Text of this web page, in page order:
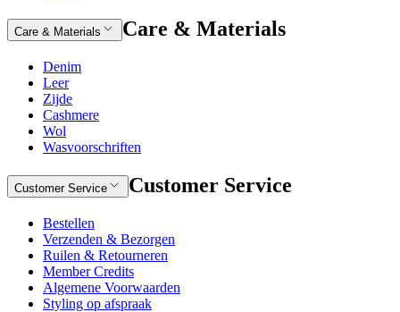
Care & Materials Care & Materials
Denim
Leer
Zijde
Cashmere
Wol
Wasvoorschriften
Customer Service Customer Service
Bestellen
Verzenden & Bezorgen
Ruilen & Retourneren
Member Credits
Algemene Voorwaarden
Styling op afspraak